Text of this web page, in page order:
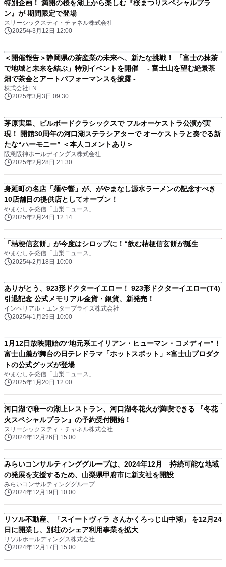
特別企画！ 満開の桜を湖上から楽しむ『桜まつりスペシャルプラ
ン』が 期間限定で登場
スリーシックスティ・チャネル株式会社
2025年3月12日 12:00
＜開催報告＞静岡県の茶産業の未来へ、新たな挑戦！ 「富士の抹茶
で地域と未来を結ぶ」特別イベントを開催 - 富士山を望む絶景茶
畑で茶会とアートパフォーマンスを披露 -
株式会社EN.
2025年3月3日 09:30
茅原実里、ビルボードクラシックスで フルオーケストラ公演が実
現！ 開館30周年の河口湖ステラシアターで オーケストラと奏でる新
たな“ハーモニー” ＜本人コメントあり＞
阪急阪神ホールディングス株式会社
2025年2月28日 21:30
身延町の名店「麺や響」が、がやまなし源水ラーメンの記念すべき
10店舗目の提供店としてオープン！
やまなしを発信「山梨ニュース」
2025年2月24日 12:14
「桔梗信玄餅」が今度はシロップに！“飲む桔梗信玄餅が誕生
やまなしを発信「山梨ニュース」
2025年2月18日 10:00
ありがとう、923形ドクターイエロー！ 923形ドクターイエロー(T4)
引退記念 公式メモリアル金貨・銀貨、新発売！
インペリアル・エンタープライズ株式会社
2025年1月29日 10:00
1月12日放映開始の“地元系エイリアン・ヒューマン・コメディー”！
富士山麓が舞台の日テレドラマ「ホットスポット」×富士山プロダク
トの公式グッズが登場
やまなしを発信「山梨ニュース」
2025年1月20日 12:00
河口湖で唯一の湖上レストラン、河口湖冬花火が満喫できる 『冬花
火スペシャルプラン』の予約受付開始！
スリーシックスティ・チャネル株式会社
2024年12月26日 15:00
みらいコンサルティンググループは、2024年12月 持続可能な地域
の発展を支援するため、山梨県甲府市に新支社を開設
みらいコンサルティンググループ
2024年12月19日 10:00
リソル不動産、「スイートヴィラ さんかくろっじ山中湖」 を12月24
日に開業し、別荘のシェア利用事業を拡大
リソルホールディングス株式会社
2024年12月17日 15:00